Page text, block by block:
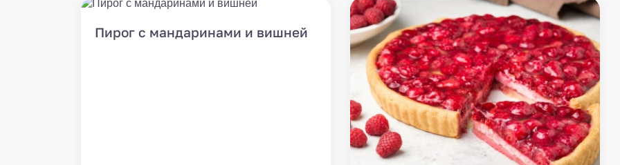
Пирог с мандаринами и вишней